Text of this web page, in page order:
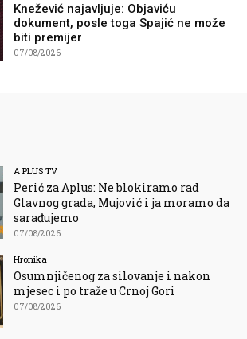
Knežević najavljuje: Objaviću
dokument, posle toga Spajić ne može
biti premijer
07/08/2026
A PLUS TV
Perić za Aplus: Ne blokiramo rad
Glavnog grada, Mujović i ja moramo da
sarađujemo
07/08/2026
Hronika
Osumnjičenog za silovanje i nakon
mjesec i po traže u Crnoj Gori
07/08/2026